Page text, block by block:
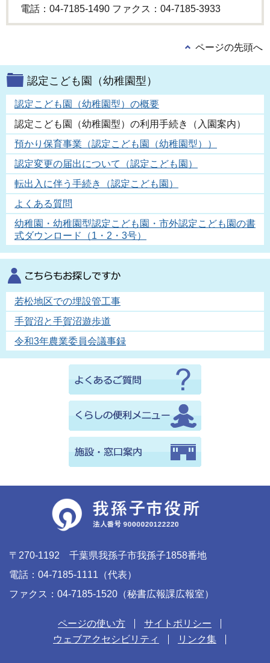
電話：04-7185-1490 ファクス：04-7185-3933
ページの先頭へ
認定こども園（幼稚園型）
認定こども園（幼稚園型）の概要
認定こども園（幼稚園型）の利用手続き（入園案内）
預かり保育事業（認定こども園（幼稚園型））
認定変更の届出について（認定こども園）
転出入に伴う手続き（認定こども園）
よくある質問
幼稚園・幼稚園型認定こども園・市外認定こども園の書
式ダウンロード（1・2・3号）
若松地区での埋設管工事
手賀沼と手賀沼遊歩道
令和3年農業委員会議事録
〒270-1192 千葉県我孫子市我孫子1858番地
電話：04-7185-1111（代表）
ファクス：04-7185-1520（秘書広報課広報室）
ページの使い方
サイトポリシー
ウェブアクセシビリティ
リンク集